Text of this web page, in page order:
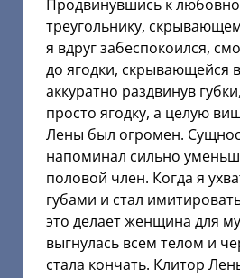
Продвинувшись к
треугольнику,
я вдруг забеспокоился,
до ягодки, скрывающейся
аккуратно раздвинув
просто ягодку, а целую
Лены был огромен.
напоминал сильно
половой член. Когда я
губами и стал
это делает женщина для
выгнулась всем телом и
стала кончать. Клитор